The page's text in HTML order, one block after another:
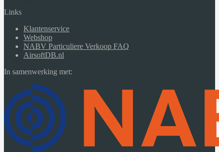
Links
Klantenservice
Webshop
NABV Particuliere Verkoop FAQ
AirsoftDB.nl
In samenwerking met: